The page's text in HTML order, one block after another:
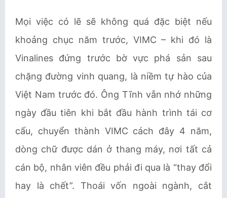
Mọi việc có lẽ sẽ không quá đặc biệt nếu
khoảng chục năm trước, VIMC – khi đó là
Vinalines đứng trước bờ vực phá sản sau
chặng đường vinh quang, là niềm tự hào của
Việt Nam trước đó. Ông Tĩnh vẫn nhớ những
ngày đầu tiên khi bắt đầu hành trình tái cơ
cấu, chuyển thành VIMC cách đây 4 năm,
dòng chữ được dán ở thang máy, nơi tất cả
cán bộ, nhân viên đều phải đi qua là “thay đổi
hay là chết”. Thoái vốn ngoài ngành, cắt